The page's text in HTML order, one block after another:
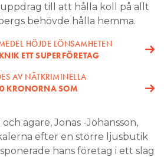
till att hålla koll på allt
behövde hålla hemma.
HÖJDE LÖNSAMHETEN
ETT SUPERFÖRETAG
AV NÄTKRIMINELLA
KRONORNA SOM
ägare, Jonas -Johansson,
efter en större ljusbutik
hans företag i ett slag